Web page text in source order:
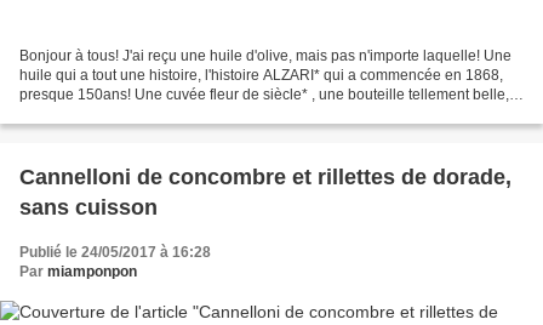
Bonjour à tous! J'ai reçu une huile d'olive, mais pas n'importe laquelle! Une
huile qui a tout une histoire, l'histoire ALZARI* qui a commencée en 1868,
presque 150ans! Une cuvée fleur de siècle* , une bouteille tellement belle,
Cannelloni de concombre et rillettes de dorade,
sans cuisson
Publié le 24/05/2017 à 16:28
Par miamponpon